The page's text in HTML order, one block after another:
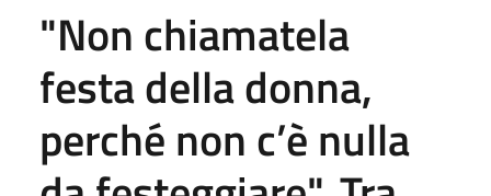
"Non chiamatela
festa della donna,
perché non c’è nulla